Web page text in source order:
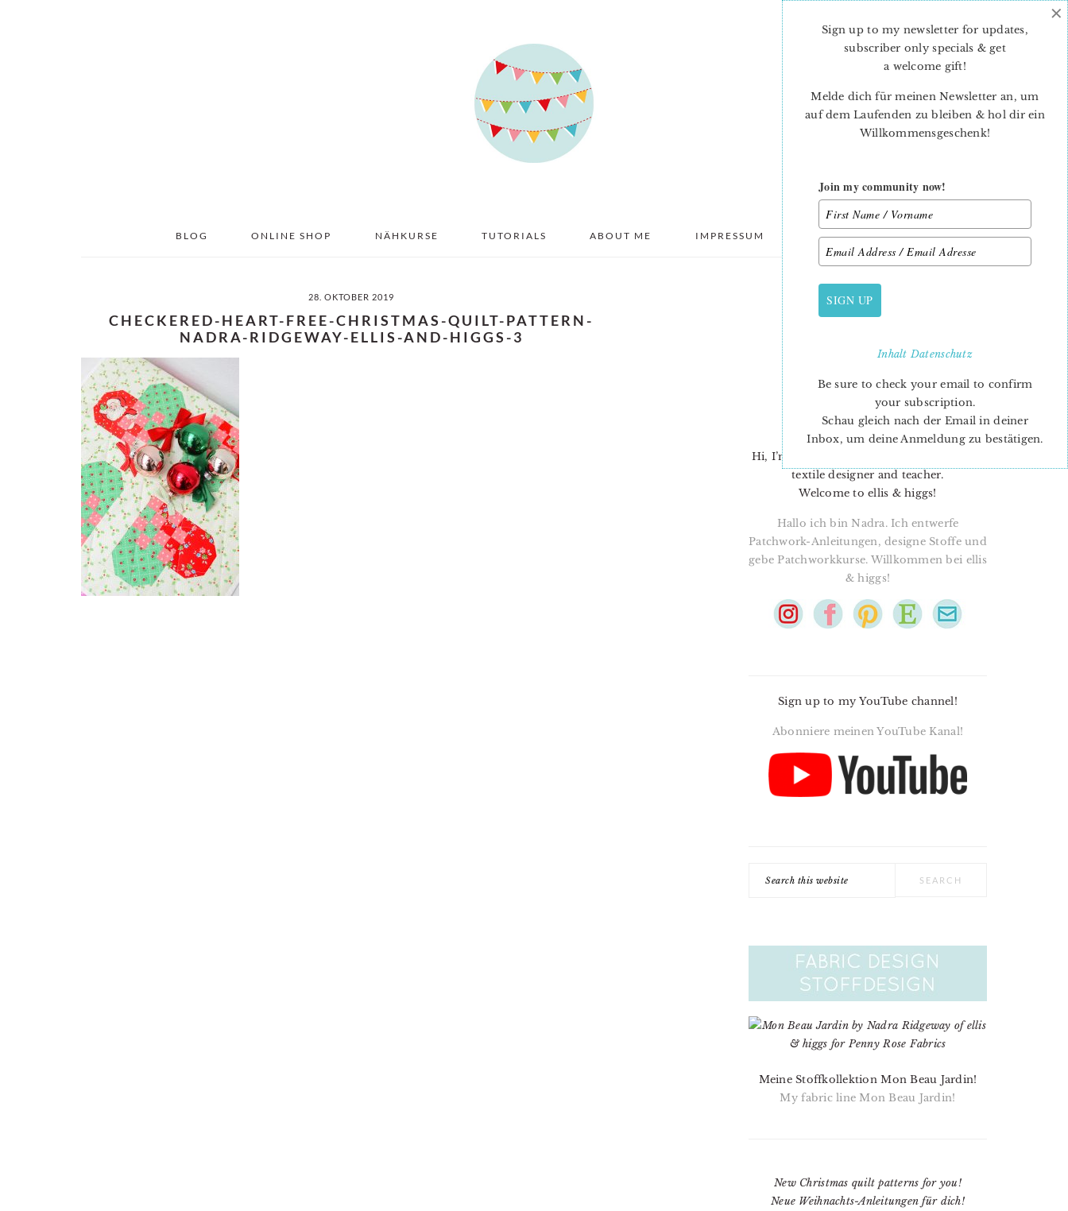
BLOG ONLINE SHOP NÄHKURSE TUTORIALS ABOUT ME IMPRESSUM DATENSCHUTZ
28. OKTOBER 2019
CHECKERED-HEART-FREE-CHRISTMAS-QUILT-PATTERN-
NADRA-RIDGEWAY-ELLIS-AND-HIGGS-3
PRIMARY
SIDEBAR
Hi, I’m Nadra. I’m a quilt pattern designer,
textile designer and teacher.
Welcome to ellis & higgs!
Hallo ich bin Nadra. Ich entwerfe
Patchwork-Anleitungen, designe Stoffe und
gebe Patchworkkurse. Willkommen bei ellis
& higgs!
Sign up to my YouTube channel!
Abonniere meinen YouTube Kanal!
Meine Stoffkollektion Mon Beau Jardin!
My fabric line Mon Beau Jardin!
New Christmas quilt patterns for you!
Neue Weihnachts-Anleitungen für dich!
Sign up to my newsletter for updates,
subscriber only specials & get
a welcome gift!
Melde dich für meinen Newsletter an, um
auf dem Laufenden zu bleiben & hol dir ein
Willkommensgeschenk!
Join my community now!
SIGN UP
InhaltDatenschutz
Be sure to check your email to confirm
your subscription.
Schau gleich nach der Email in deiner
Inbox, um deine Anmeldung zu bestätigen.
×